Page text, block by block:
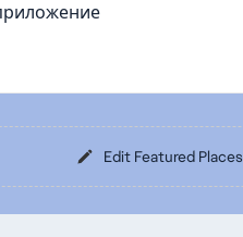
Edit Featured Places